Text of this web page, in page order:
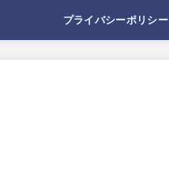
プライバシーポリシー